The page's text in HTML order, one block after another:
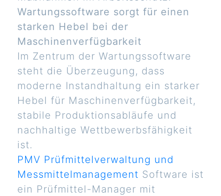
Wartungssoftware sorgt für einen
starken Hebel bei der
Maschinenverfügbarkeit
Im Zentrum der Wartungssoftware
steht die Überzeugung, dass
moderne Instandhaltung ein starker
Hebel für Maschinenverfügbarkeit,
stabile Produktionsabläufe und
nachhaltige Wettbewerbsfähigkeit
ist.
PMV Prüfmittelverwaltung und
Messmittelmanagement Software ist
ein Prüfmittel-Manager mit